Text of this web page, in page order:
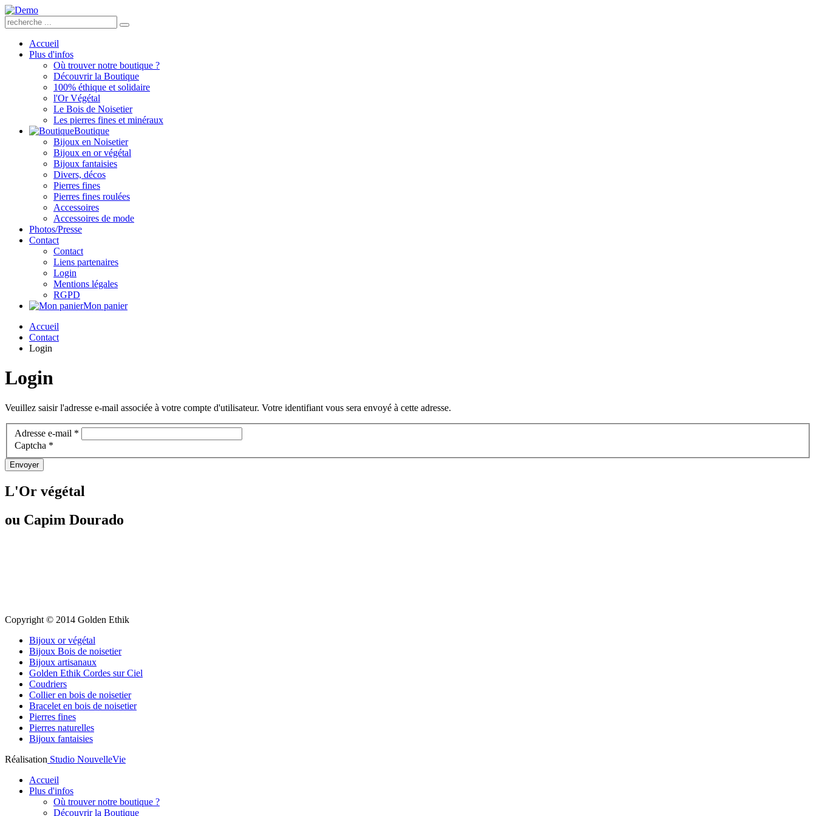
Accueil
Plus d'infos
Où trouver notre boutique ?
Découvrir la Boutique
100% éthique et solidaire
l'Or Végétal
Le Bois de Noisetier
Les pierres fines et minéraux
Boutique
Bijoux en Noisetier
Bijoux en or végétal
Bijoux fantaisies
Divers, décos
Pierres fines
Pierres fines roulées
Accessoires
Accessoires de mode
Photos/Presse
Contact
Contact
Liens partenaires
Login
Mentions légales
RGPD
Mon panier
Accueil
Contact
Login
Login
Veuillez saisir l'adresse e-mail associée à votre compte d'utilisateur. Votre identifiant vous sera envoyé à cette adresse.
Adresse e-mail *
Captcha *
Envoyer
L'Or végétal
ou Capim Dourado
Copyright © 2014 Golden Ethik
Bijoux or végétal
Bijoux Bois de noisetier
Bijoux artisanaux
Golden Ethik Cordes sur Ciel
Coudriers
Collier en bois de noisetier
Bracelet en bois de noisetier
Pierres fines
Pierres naturelles
Bijoux fantaisies
Réalisation Studio NouvelleVie
Accueil
Plus d'infos
Où trouver notre boutique ?
Découvrir la Boutique